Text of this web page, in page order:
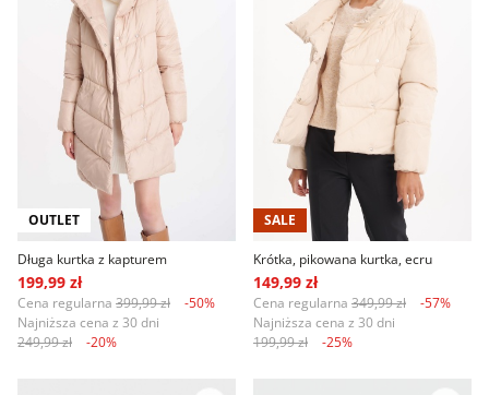
OUTLET
Długa kurtka z kapturem
199,99 zł
Cena regularna 399,99 zł
-50%
Najniższa cena z 30 dni
249,99 zł
-20%
SALE
Krótka, pikowana kurtka, ecru
149,99 zł
Cena regularna 349,99 zł
-57%
Najniższa cena z 30 dni
199,99 zł
-25%